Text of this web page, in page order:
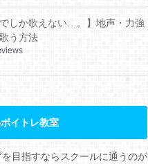
でしか歌えない…。】地声・力強
う方法
views
イトレ教室
目指すならスクールに通うのが